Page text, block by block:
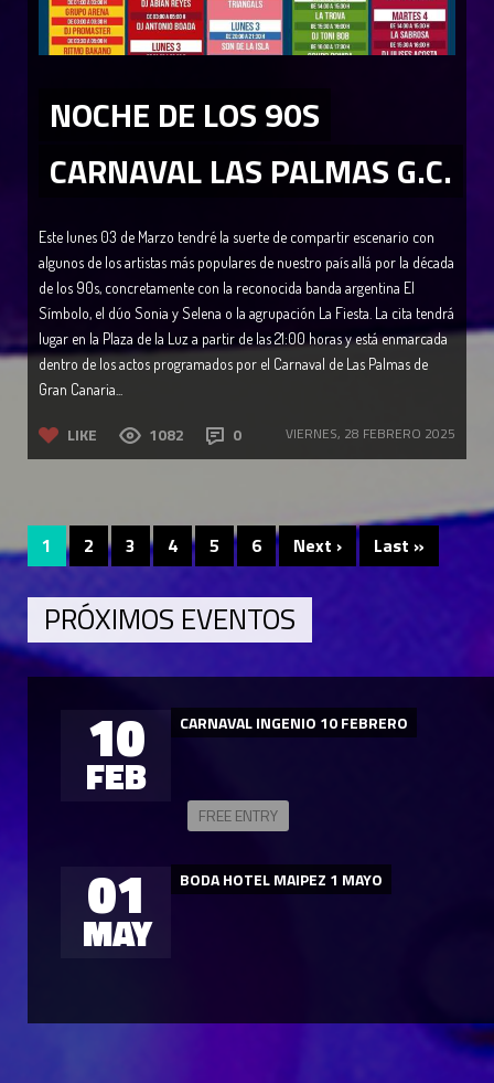
NOCHE DE LOS 90S
CARNAVAL LAS PALMAS G.C.
Este lunes 03 de Marzo tendré la suerte de compartir escenario con
algunos de los artistas más populares de nuestro país allá por la década
de los 90s, concretamente con la reconocida banda argentina El
Símbolo, el dúo Sonia y Selena o la agrupación La Fiesta. La cita tendrá
lugar en la Plaza de la Luz a partir de las 21:00 horas y está enmarcada
dentro de los actos programados por el Carnaval de Las Palmas de
Gran Canaria...
LIKE 1082 0 VIERNES, 28 FEBRERO 2025
1 2 3 4 5 6 Next › Last »
PRÓXIMOS EVENTOS
10
FEB
CARNAVAL INGENIO 10 FEBRERO
FREE ENTRY
01
MAY
BODA HOTEL MAIPEZ 1 MAYO